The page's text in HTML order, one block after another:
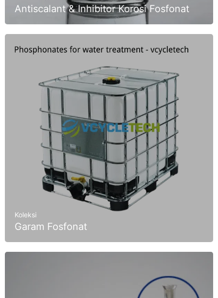
Antiscalant & Inhibitor Korosi Fosfonat
Koleksi
Garam Fosfonat